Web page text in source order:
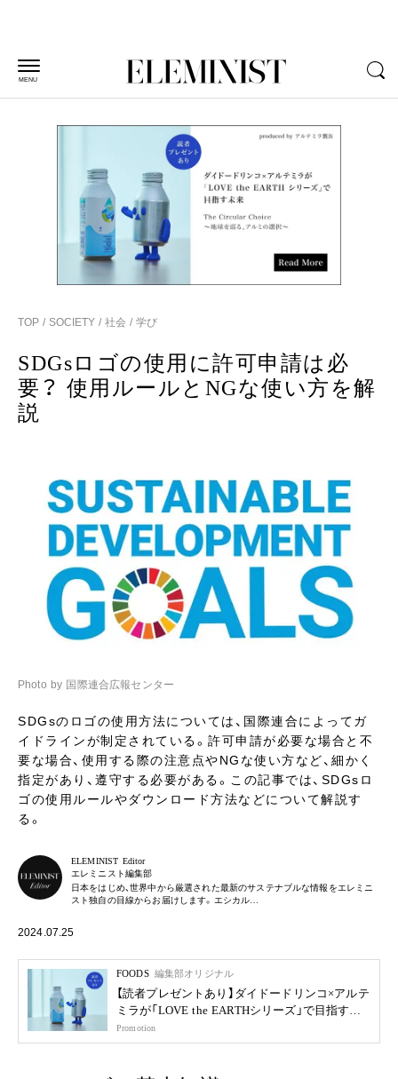
MENU
TOP SOCIETY 社会 学び
SDGsロゴの使用に許可申請は必
要？ 使用ルールとNGな使い方を解
説
Photo by 国際連合広報センター
SDGsのロゴの使用方法については、国際連合によってガ
イドラインが制定されている。許可申請が必要な場合と不
要な場合、使用する際の注意点やNGな使い方など、細かく
指定があり、遵守する必要がある。この記事では、SDGsロ
ゴの使用ルールやダウンロード方法などについて解説す
る。
ELEMINIST Editor
エレミニスト編集部
日本をはじめ、世界中から厳選された最新のサステナブルな情報をエレミニ
スト独自の目線からお届けします。エシカル…
2024.07.25
FOODS 編集部オリジナル
【読者プレゼントあり】ダイドードリンコ×アルテ
ミラが「LOVE the EARTHシリーズ」で目指す未
来
Promotion